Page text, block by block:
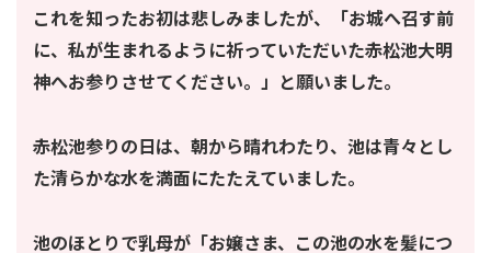
これを知ったお初は悲しみましたが、「お城へ召す前
に、私が生まれるように祈っていただいた赤松池大明
神へお参りさせてください。」と願いました。
赤松池参りの日は、朝から晴れわたり、池は青々とし
た清らかな水を満面にたたえていました。
池のほとりで乳母が「お嬢さま、この池の水を髪につ